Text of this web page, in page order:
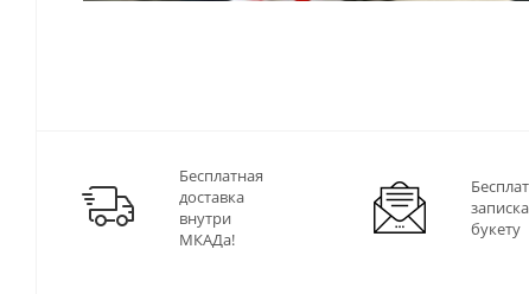
Бесплатная
доставка
внутри
МКАДа!
букету